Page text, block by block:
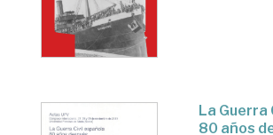
La Guerra
80 años